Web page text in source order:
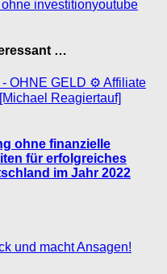
investitionyoutube
…
ohne finanzielle
für erfolgreiches
im Jahr 2022